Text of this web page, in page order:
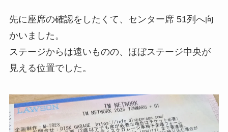
先に座席の確認をしたくて、センター席 51列へ向
かいました。
ステージからは遠いものの、ほぼステージ中央が
見える位置でした。